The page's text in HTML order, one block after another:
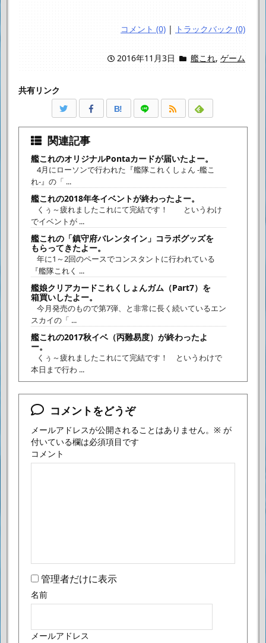
コメント (0) | トラックバック (0)
2016年11月3日 艦これ, ゲーム
共有リンク
B!
関連記事
艦これのオリジナルPontaカードが届いたよー。
4月にローソンで行われた『艦隊これくしょん -艦こ
れ-』の「 ...
艦これの2018年冬イベントが終わったよー。
くぅ～疲れましたこれにて完結です！ というわけ
でイベントが ...
艦これの「鎮守府バレンタイン」コラボグッズを
もらってきたよー。
年に1～2回のペースでコンスタントに行われている
『艦隊これく ...
艦娘クリアカードこれくしょんガム（Part7）を
箱買いしたよー。
今月発売のもので第7弾、と非常に長く続いているエン
スカイの「 ...
艦これの2017秋イベ（丙難易度）が終わったよ
ー。
くぅ～疲れましたこれにて完結です！ というわけで
本日まで行わ ...
コメントをどうぞ
メールアドレスが公開されることはありません。 ※ が
付いている欄は必須項目です
コメント
管理者だけに表示
名前
メールアドレス